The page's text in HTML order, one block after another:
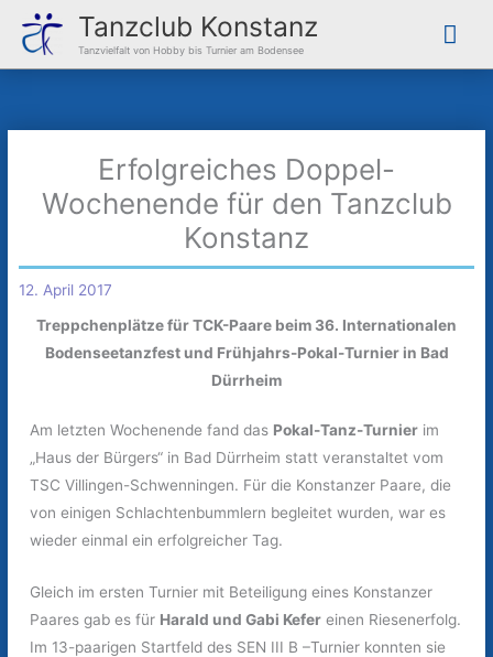
Inhalt
springen
Tanzclub Konstanz
Tanzvielfalt von Hobby bis Turnier am Bodensee
Erfolgreiches Doppel-
Wochenende für den Tanzclub
Konstanz
12. April 2017
Treppchenplätze für TCK-Paare beim 36. Internationalen
Bodenseetanzfest und Frühjahrs-Pokal-Turnier in Bad
Dürrheim
Am letzten Wochenende fand das Pokal-Tanz-Turnier im
„Haus der Bürgers“ in Bad Dürrheim statt veranstaltet vom
TSC Villingen-Schwenningen. Für die Konstanzer Paare, die
von einigen Schlachtenbummlern begleitet wurden, war es
wieder einmal ein erfolgreicher Tag.
Gleich im ersten Turnier mit Beteiligung eines Konstanzer
Paares gab es für Harald und Gabi Kefer einen Riesenerfolg.
Im 13-paarigen Startfeld des SEN III B –Turnier konnten sie